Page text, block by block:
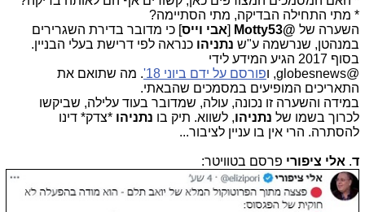
* מתי התחילה הבדיקה, מתי הסתיימה?
השערה של @Motty53
[אבי וייס] כי מדובר בדירת השגרירים
במנהטן, שנרשמה ע"ש נתניהו כנראה לפי דרישת בעלי הבניין.
בסוף 2017 הגיע המידע לידי
@globesnews, ו
פורסם על ידם ביוני 18'
. מה שתואם את
התאריכים המופיעים במסמכים שהבאתי.
במידה והשערה זו נכונה, עולה, שמדובר בעוד עלילה, שביקשו
לכרוך בשמו של נתניהו, לשווא. תיק בו נתניהו *צדק* דינו
להסתרה. הרי אין בו עניין לציבור...
ד. אלי ציפורי פרסם בטוויטר: